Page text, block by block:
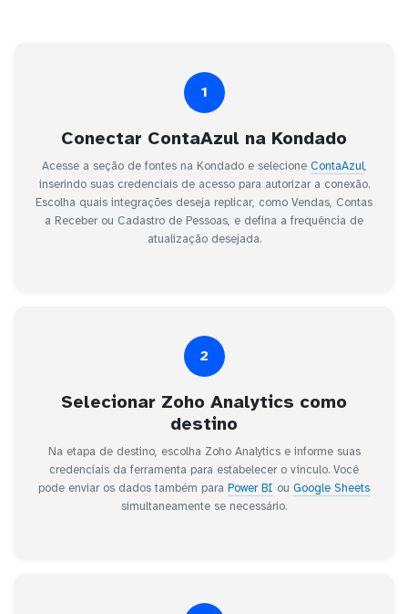
1
Conectar ContaAzul na Kondado
Acesse a seção de fontes na Kondado e selecione ContaAzul,
inserindo suas credenciais de acesso para autorizar a conexão.
Escolha quais integrações deseja replicar, como Vendas, Contas
a Receber ou Cadastro de Pessoas, e defina a frequência de
atualização desejada.
2
Selecionar Zoho Analytics como
destino
Na etapa de destino, escolha Zoho Analytics e informe suas
credenciais da ferramenta para estabelecer o vínculo. Você
pode enviar os dados também para Power BI ou Google Sheets
simultaneamente se necessário.